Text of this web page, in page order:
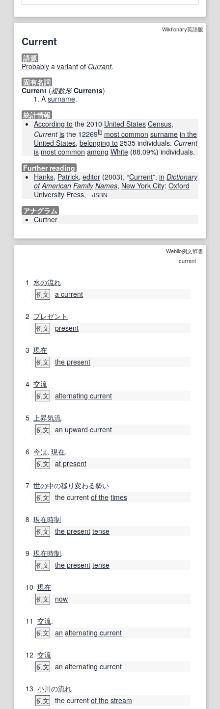
Wiktionary英語版
Current
語源
Probably a variant of Currant.
固有名詞
Current (複数形 Currents)
A surname​.
統計情報
According to the 2010 United States Census,
Current is the 12269th most common surname in the
United States, belonging to 2535 individuals. Current
is most common among White (88.09%) individuals.
Further reading
Hanks, Patrick, editor (2003), “Current”, in Dictionary
of American Family Names, New York City: Oxford
University Press, →ISBN
アナグラム
Curtner
Weblio例文辞書
current
1 水の流れ
例文 a current
2 プレゼント
例文 present
3 現在
例文 the present
4 交流
例文 alternating current
5 上昇気流.
例文 an upward current
6 今は, 現在.
例文 at present
7 世の中の移り変わる勢い
例文 the current of the times
8 現在時制
例文 the present tense
9 現在時制.
例文 the present tense
10 現在
例文 now
11 交流.
例文 an alternating current
12 交流
例文 an alternating current
13 小川の流れ
例文 the current of the stream